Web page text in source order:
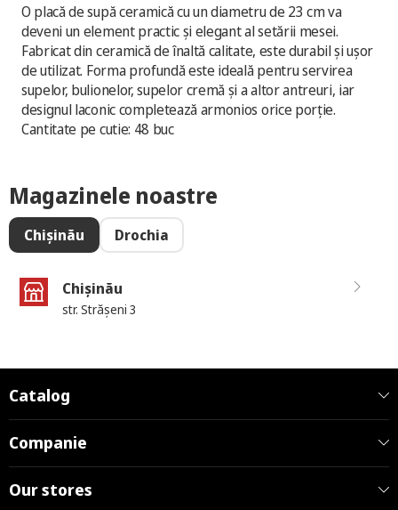
O placă de supă ceramică cu un diametru de 23 cm va
deveni un element practic și elegant al setării mesei.
Fabricat din ceramică de înaltă calitate, este durabil și ușor
de utilizat. Forma profundă este ideală pentru servirea
supelor, bulionelor, supelor cremă și a altor antreuri, iar
designul laconic completează armonios orice porție.
Cantitate pe cutie: 48 buc
Magazinele noastre
Chișinău Drochia
Chișinău
str. Strășeni 3
Catalog
Companie
Our stores